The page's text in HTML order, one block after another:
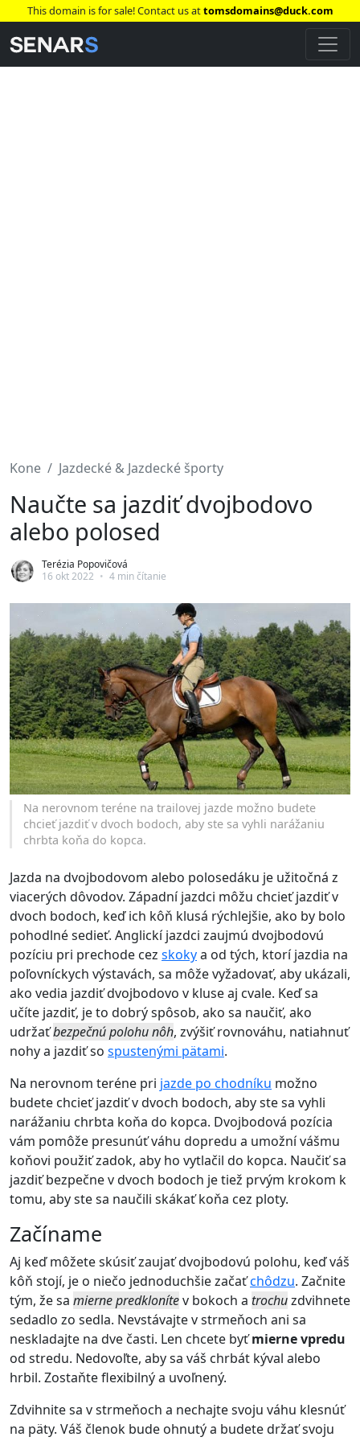
This domain is for sale! Contact us attomsdomains@duck.com
Kone Jazdecké & Jazdecké športy
Naučte sa jazdiť dvojbodovo
alebo polosed
Terézia Popovičová
16 okt 2022 • 4 min čítanie
Na nerovnom teréne na trailovej jazde možno budete
chcieť jazdiť v dvoch bodoch, aby ste sa vyhli narážaniu
chrbta koňa do kopca.
Jazda na dvojbodovom alebo polosedáku je užitočná z
viacerých dôvodov. Západní jazdci môžu chcieť jazdiť v
dvoch bodoch, keď ich kôň klusá rýchlejšie, ako by bolo
pohodlné sedieť. Anglickí jazdci zaujmú dvojbodovú
pozíciu pri prechode cez skokya od tých, ktorí jazdia na
poľovníckych výstavách, sa môže vyžadovať, aby ukázali,
ako vedia jazdiť dvojbodovo v kluse aj cvale. Keď sa
učíte jazdiť, je to dobrý spôsob, ako sa naučiť, ako
udržaťbezpečnú polohu nôh, zvýšiť rovnováhu, natiahnuť
nohy a jazdiť so spustenými pätami.
Na nerovnom teréne pri jazde po chodníku možno
budete chcieť jazdiť v dvoch bodoch, aby ste sa vyhli
narážaniu chrbta koňa do kopca. Dvojbodová pozícia
vám pomôže presunúť váhu dopredu a umožní vášmu
koňovi použiť zadok, aby ho vytlačil do kopca. Naučiť sa
jazdiť bezpečne v dvoch bodoch je tiež prvým krokom k
tomu, aby ste sa naučili skákať koňa cez ploty.
Začíname
Aj keď môžete skúsiť zaujať dvojbodovú polohu, keď váš
kôň stojí, je o niečo jednoduchšie začaťchôdzu. Začnite
tým, že sa mierne predklonítev bokoch a trochuzdvihnete
sedadlo zo sedla. Nevstávajte v strmeňoch ani sa
neskladajte na dve časti. Len chcete byťmierne vpredu
od stredu. Nedovoľte, aby sa váš chrbát kýval alebo
hrbil. Zostaňte flexibilný a uvoľnený.
Zdvihnite sa v strmeňoch a nechajte svoju váhu klesnúť
na päty. Váš členok bude ohnutý a budete držať svoju